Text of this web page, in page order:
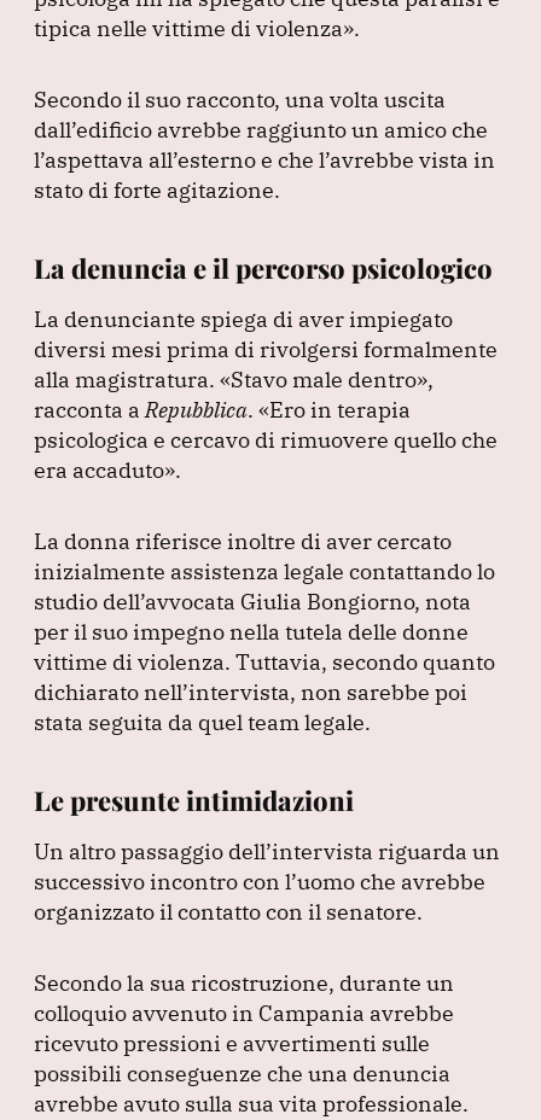
tipica nelle vittime di violenza».
Secondo il suo racconto, una volta uscita
dall’edificio avrebbe raggiunto un amico che
l’aspettava all’esterno e che l’avrebbe vista in
stato di forte agitazione.
La denuncia e il percorso psicologico
La denunciante spiega di aver impiegato
diversi mesi prima di rivolgersi formalmente
alla magistratura. «Stavo male dentro»,
racconta aRepubblica. «Ero in terapia
psicologica e cercavo di rimuovere quello che
era accaduto».
La donna riferisce inoltre di aver cercato
inizialmente assistenza legale contattando lo
studio dell’avvocata Giulia Bongiorno, nota
per il suo impegno nella tutela delle donne
vittime di violenza. Tuttavia, secondo quanto
dichiarato nell’intervista, non sarebbe poi
stata seguita da quel team legale.
Le presunte intimidazioni
Un altro passaggio dell’intervista riguarda un
successivo incontro con l’uomo che avrebbe
organizzato il contatto con il senatore.
Secondo la sua ricostruzione, durante un
colloquio avvenuto in Campania avrebbe
ricevuto pressioni e avvertimenti sulle
possibili conseguenze che una denuncia
avrebbe avuto sulla sua vita professionale.